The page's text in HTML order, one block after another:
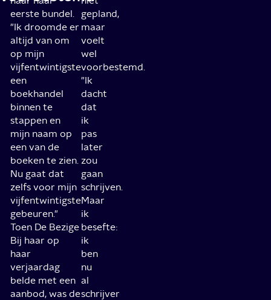
eerste bundel.
"Ik droomde er
altijd van om
op mijn
vijfentwintigste
een
boekhandel
binnen te
stappen en
mijn naam op
een van de
boeken te zien.
Nu gaat dat
zelfs voor mijn
vijfentwintigste
gebeuren."
Toen De Bezige
Bij haar op
haar
verjaardag
belde met een
aanbod, was de
gepland,
maar
voelt
wel
voorbestemd.
"Ik
dacht
dat
ik
pas
later
zou
gaan
schrijven.
Maar
ik
besefte:
ik
ben
nu
al
schrijver